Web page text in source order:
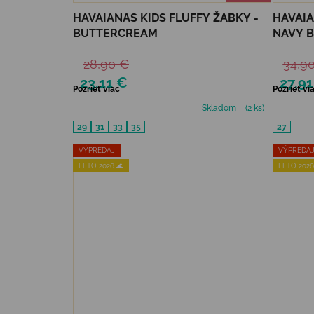
HAVAIANAS KIDS FLUFFY ŽABKY -
BUTTERCREAM
23,11 €
28,90 €
Pozrieť viac
Skladom
(2 ks)
29
31 33 35
NAVY
Pozrieť
27
VÝPREDAJ
LETO 2026 🌊
VÝPREDAJ
LETO